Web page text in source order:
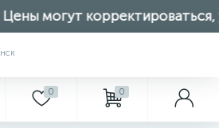
Цены могут корректироваться,
0 0